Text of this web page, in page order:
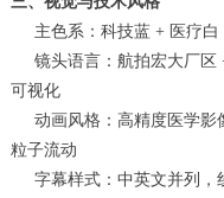
主色系：科技蓝 + 医疗白
镜头语言：航拍宏大厂区
可视化
动画风格：高精度医学影
粒子流动
字幕样式：中英文并列，